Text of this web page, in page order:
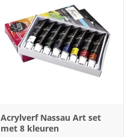
Acrylverf Nassau Art set
met 8 kleuren